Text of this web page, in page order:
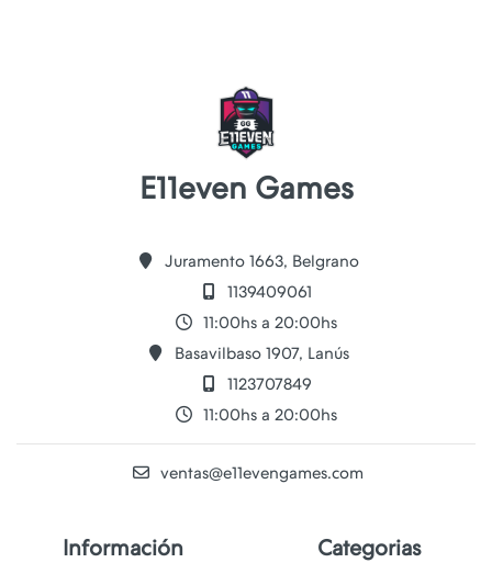
E11even Games
Juramento 1663, Belgrano
1139409061
11:00hs a 20:00hs
Basavilbaso 1907, Lanús
1123707849
11:00hs a 20:00hs
ventas@e11evengames.com
Información Categorias